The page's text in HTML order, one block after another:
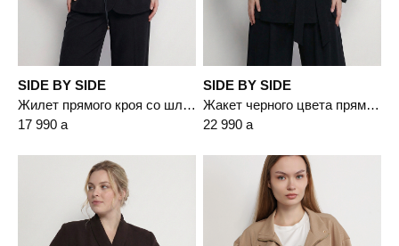
SIDE BY SIDE
Жилет прямого кроя со шлевками
17 990 a
SIDE BY SIDE
Жакет черного цвета прямого кроя с имитацией карманов
22 990 a